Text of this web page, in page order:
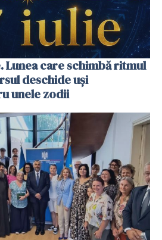
Lunea care schimbă ritmul
deschide uși
unele zodii